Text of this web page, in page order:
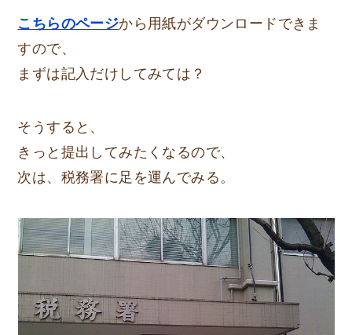
こちらのページから用紙がダウンロードできま
すので、
まずは記入だけしてみては？
そうすると、
きっと提出してみたくなるので、
次は、税務署に足を運んでみる。